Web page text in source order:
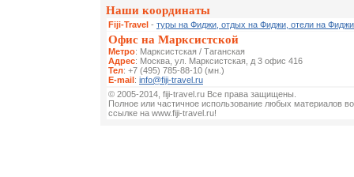
Наши координаты
Fiji-Travel - туры на Фиджи, отдых на Фиджи, отели на
Офис на Марксистской
Метро: Марксистская / Таганская
Адрес: Москва, ул. Марксистская, д 3 офис 416
Тел: +7 (495) 785-88-10 (мн.)
E-mail: info@fiji-travel.ru
© 2005-2014, fiji-travel.ru Все права защищены.
Полное или частичное использование любых материалов
ссылке на www.fiji-travel.ru!